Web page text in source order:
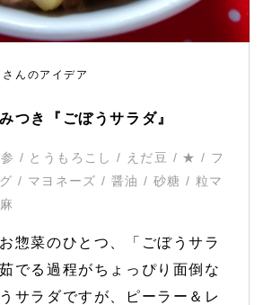
さんのアイデア
つき『ごぼうサラダ』
/ とうもろこし / えだ豆 / ★ / フ
/ マヨネーズ / 醤油 / 砂糖 / 粒マ
惣菜のひとつ、「ごぼうサラ
でる過程がちょっぴり面倒な
サラダですが、ピーラー＆レ